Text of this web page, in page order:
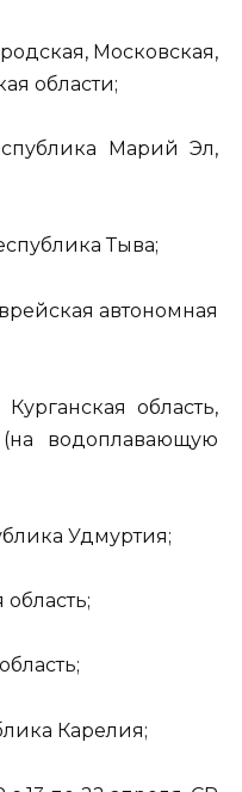
Московская,
области;
Марий Эл,
Тыва;
автономная
область,
водоплавающую
Удмуртия;
Карелия;